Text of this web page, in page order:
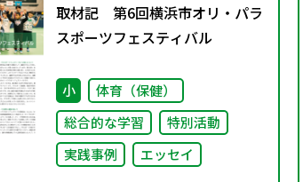
取材記 第6回横浜市オリ・パラ
スポーツフェスティバル
小
体育（保健）
総合的な学習
特別活動
実践事例
エッセイ